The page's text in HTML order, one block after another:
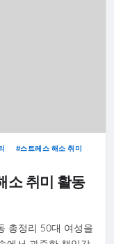
스트레스 해소 취미
소 취미 활동
총정리 50대 여성을